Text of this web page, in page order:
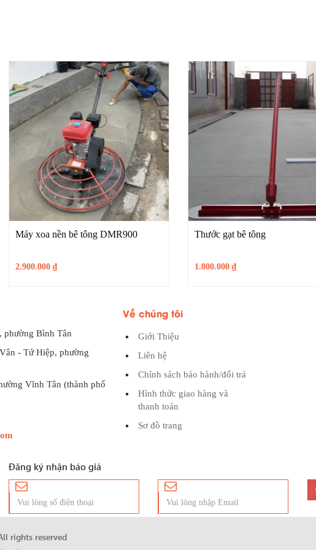
Máy xoa nền bê tông DMR900
2.900.000 ₫
Thước gạt bê tông
1.800.000 ₫
Bình Tân
- Tứ Hiệp, phường
Vĩnh Tân (thành phố
Về chúng tôi
Giới Thiệu
Liên hệ
Chính sách bảo hành/đổi trả
Hình thức giao hàng và
thanh toán
Sơ đồ trang
Đăng ký nhận báo giá
rights reserved